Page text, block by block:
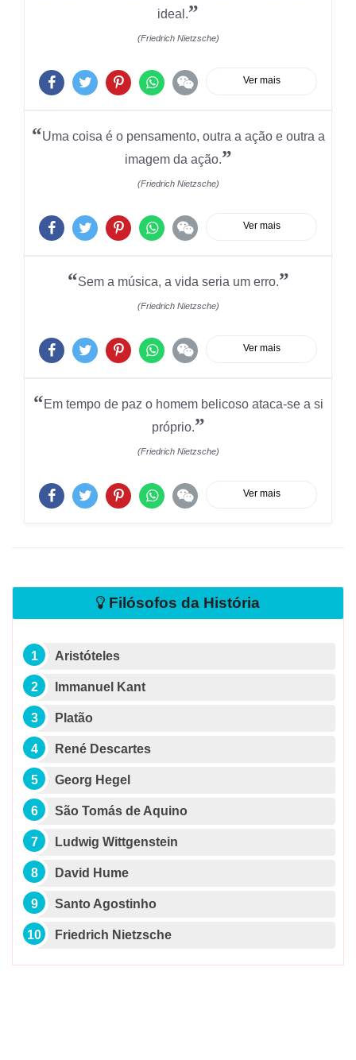
ideal.”
(Friedrich Nietzsche)
Ver mais
“Uma coisa é o pensamento, outra a ação e outra a
imagem da ação.”
(Friedrich Nietzsche)
Ver mais
“Sem a música, a vida seria um erro.”
(Friedrich Nietzsche)
Ver mais
“Em tempo de paz o homem belicoso ataca-se a si
próprio.”
(Friedrich Nietzsche)
Ver mais
Filósofos da História
Aristóteles
Immanuel Kant
Platão
René Descartes
Georg Hegel
São Tomás de Aquino
Ludwig Wittgenstein
David Hume
Santo Agostinho
Friedrich Nietzsche